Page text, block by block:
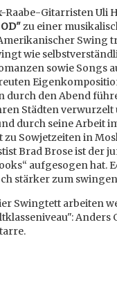
Raabe-Gitarristen
zu einer
Swing
wie
sowie Songs
den Abend
Städten
durch seine Arbeit
Sowjetzeiten in
Brad Brose ist der
aufgesogen
stärker zum
Swingtett arbeiten
Anders